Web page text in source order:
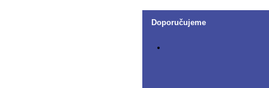
Doporučujeme